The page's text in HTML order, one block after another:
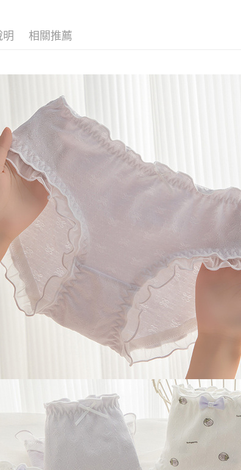
明 相關推薦